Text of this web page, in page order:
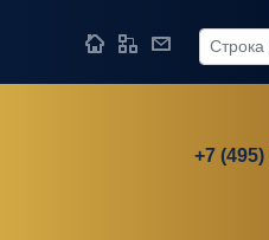
+7 (495)